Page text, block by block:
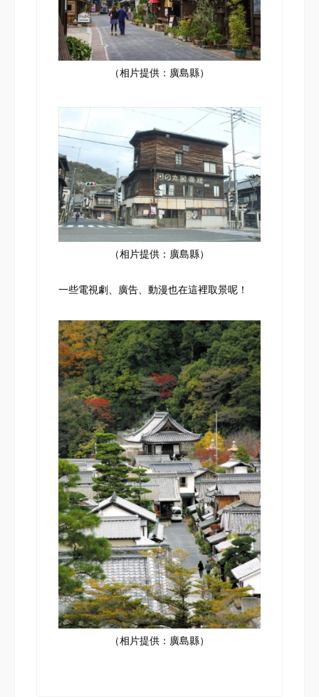
（相片提供：廣島縣）
（相片提供：廣島縣）
一些電視劇、廣告、動漫也在這裡取景呢！
（相片提供：廣島縣）